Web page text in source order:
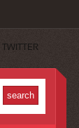
TWITTER